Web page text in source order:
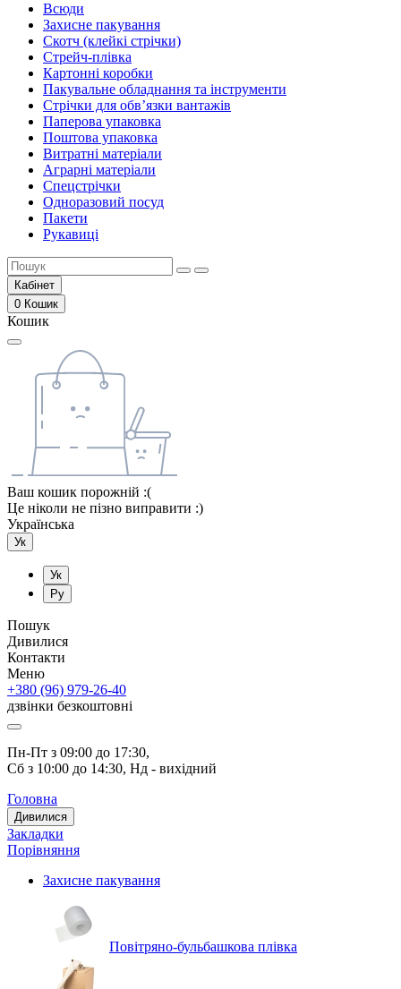
Всюди
Захисне пакування
Скотч (клейкі стрічки)
Стрейч-плівка
Картонні коробки
Пакувальне обладнання та інструменти
Стрічки для обв’язки вантажів
Паперова упаковка
Поштова упаковка
Витратні матеріали
Аграрні матеріали
Спецстрічки
Одноразовий посуд
Пакети
Рукавиці
Кабінет
0 Кошик
Кошик
Ваш кошик порожній :(
Це ніколи не пізно виправити :)
Українська
Ук
Ук
Ру
Пошук
Дивилися
Контакти
Меню
+380 (96) 979-26-40
дзвінки безкоштовні
Пн-Пт з 09:00 до 17:30,
Сб з 10:00 до 14:30, Нд - вихідний
Головна
Дивилися
Закладки
Порівняння
Захисне пакування
Повітряно-бульбашкова плівка